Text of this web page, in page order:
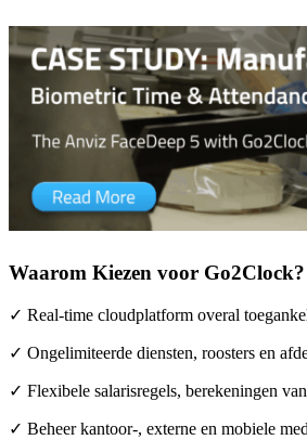
Waarom Kiezen voor Go2Clock?
✓ Real-time cloudplatform overal
✓ Ongelimiteerde diensten, roosters en
✓ Flexibele salarisregels, berekeningen
✓ Beheer kantoor-, externe en mobiele